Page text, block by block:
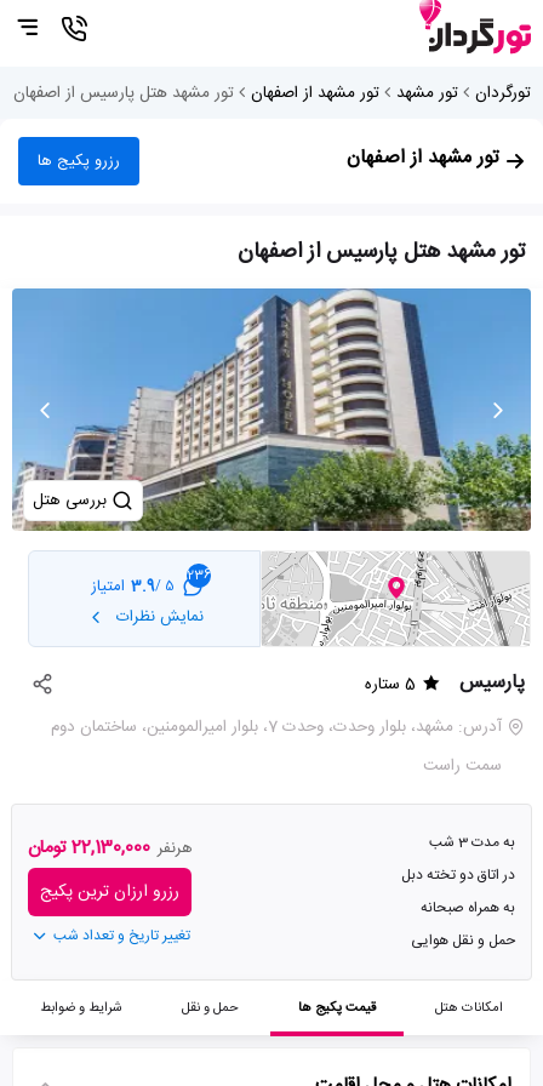
تورگردان تور مشهد تور مشهد از اصفهان تور مشهد هتل پارسیس از اصفهان
تور مشهد از اصفهان رزرو پکیج ها
تور مشهد هتل پارسیس از اصفهان
بررسی هتل
236
5 /
3.9 امتیاز
نمایش نظرات
پارسیس
5 ستاره
آدرس: مشهد، بلوار وحدت، وحدت 7، بلوار امیرالمومنین، ساختمان دوم
سمت راست
به مدت 3 شب
در اتاق دو تخته دبل
به همراه صبحانه
حمل و نقل هوایی
هرنفر 22,130,000 تومان
رزرو ارزان ترین پکیج
تغییر تاریخ و تعداد شب
امکانات هتل قیمت پکیج ها حمل و نقل شرایط و ضوابط